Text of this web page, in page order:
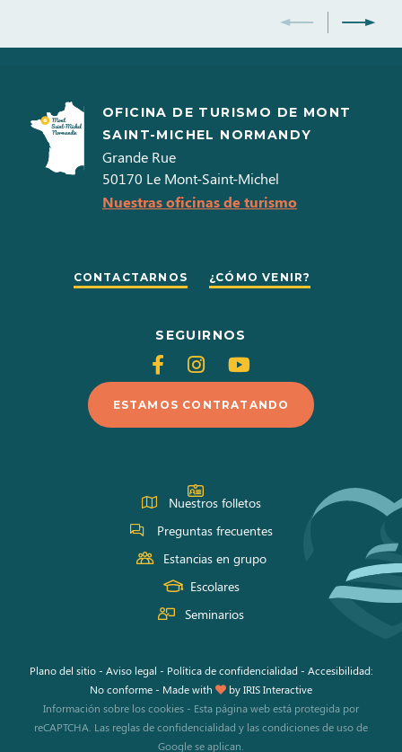
OFICINA DE TURISMO DE MONT
SAINT-MICHEL NORMANDY
Grande Rue
50170 Le Mont-Saint-Michel
Nuestras oficinas de turismo
CONTACTARNOS ¿CÓMO VENIR?
SEGUIRNOS
Siganos
en
Facebook
Siganos
en
Instagram
Siganos
en
Youtube
ESTAMOS CONTRATANDO
Nuestros folletos
Preguntas frecuentes
Estancias en grupo
Escolares
Seminarios
Plano del sitio- Aviso legal - Política de confidencialidad - Accesibilidad:
No conforme- Made with byIRIS Interactive
Información sobre los cookies - Esta página web está protegida por
reCAPTCHA. Las reglas de confidencialidad y lascondiciones de usode
Google se aplican.